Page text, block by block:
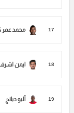
17 محمد عمر
18 ايمن
19 أليو ديانج